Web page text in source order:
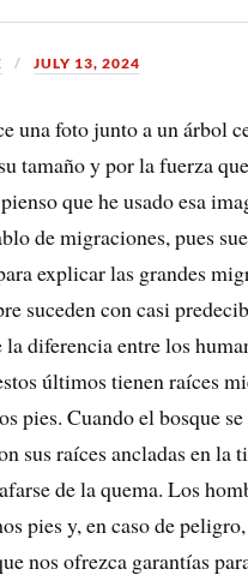
JULY 13, 2024
una foto junto a un árbol
tamaño y por la fuerza
que he usado esa
de migraciones, pues
explicar las grandes
suceden con casi
diferencia entre los
últimos tienen raíces
pies. Cuando el bosque
sus raíces ancladas en la
de la quema. Los
pies y, en caso de
nos ofrezca garantías